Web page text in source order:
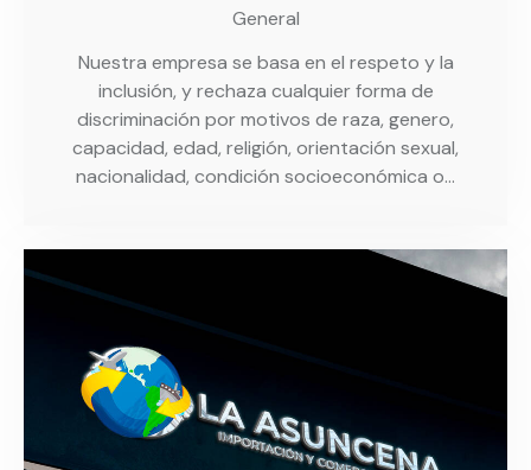
General
Nuestra empresa se basa en el respeto y la
inclusión, y rechaza cualquier forma de
discriminación por motivos de raza, genero,
capacidad, edad, religión, orientación sexual,
nacionalidad, condición socioeconómica o…